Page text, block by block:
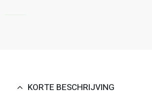
KORTE BESCHRIJVING